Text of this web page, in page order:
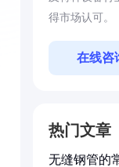
得市场认可。
在线咨
热门文章
无缝钢管的